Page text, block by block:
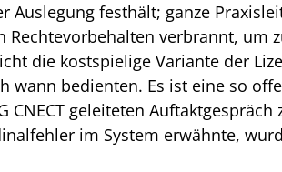
Auslegung festhält; ganze
verbrannt, um
die kostspielige Variante der
wann bedienten. Es ist eine so
geleiteten Auftaktgespräch
im System erwähnte,